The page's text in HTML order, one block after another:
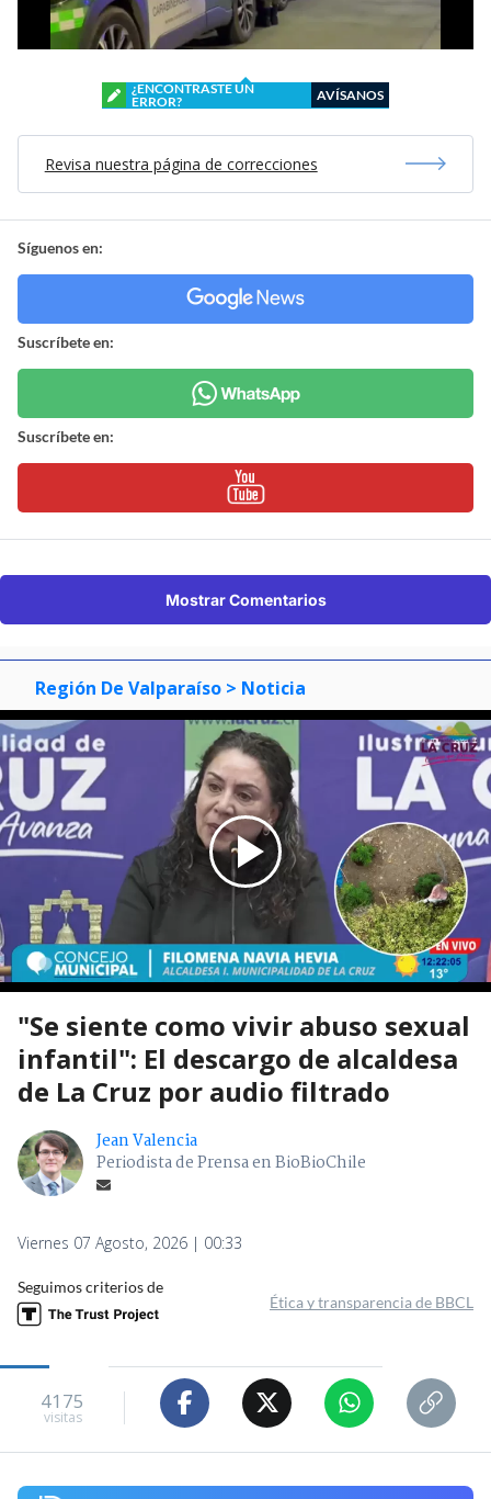
¿ENCONTRASTE UN
ERROR?
AVÍSANOS
Revisa nuestra página de correcciones
Síguenos en:
Suscríbete en:
Suscríbete en:
Mostrar Comentarios
Región De Valparaíso > Noticia
"Se siente como vivir abuso sexual
infantil": El descargo de alcaldesa
de La Cruz por audio filtrado
Jean Valencia
Periodista de Prensa en BioBioChile
Viernes 07 Agosto, 2026 | 00:33
Seguimos criterios de
Ética y transparencia de BBCL
4175
visitas